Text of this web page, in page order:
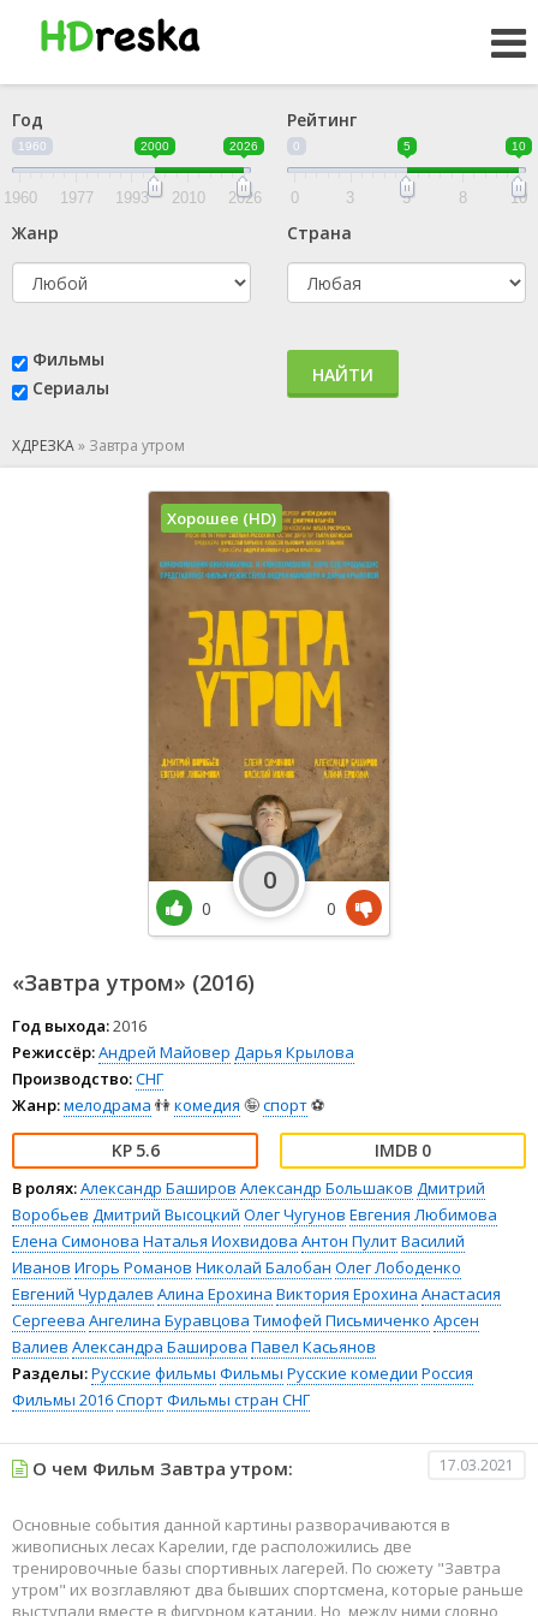
Год
1960 2000 2026
1960 1977 1993 2010 2026
Рейтинг
0 5 10
0 3 5 8 10
Жанр Страна
Фильмы
Сериалы
НАЙТИ
ХДРЕЗКА» Завтра утром
«Завтра утром» (2016)
Год выхода:2016
Режиссёр:Андрей Майовер Дарья Крылова
Производство:СНГ
Жанр:мелодрама 👫комедия 🤪спорт⚽
5.6 0
В ролях:Александр Баширов Александр Большаков Дмитрий
Воробьев Дмитрий Высоцкий Олег Чугунов Евгения Любимова
Елена Симонова Наталья Иохвидова Антон ПулитВасилий
Иванов Игорь Романов Николай Балобан Олег Лободенко
Евгений Чурдалев Алина Ерохина Виктория Ерохина Анастасия
Сергеева Ангелина Буравцова Тимофей Письмиченко Арсен
Валиев Александра Баширова Павел Касьянов
Разделы:Русские фильмы Фильмы Русские комедии Россия
Фильмы 2016СпортФильмы стран СНГ
Хорошее (HD)
0
0
0
О чем Фильм Завтра утром: 17.03.2021
Основные события данной картины разворачиваются в
живописных лесах Карелии, где расположились две
тренировочные базы спортивных лагерей. По сюжету "Завтра
утром" их возглавляют два бывших спортсмена, которые раньше
выступали вместе в фигурном катании. Но, между ними словно